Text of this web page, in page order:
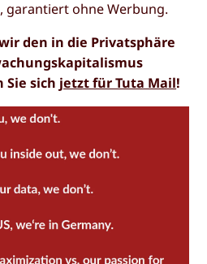
garantiert ohne Werbung.
den in die Privatsphäre
Sie sich jetzt für Tuta Mail!